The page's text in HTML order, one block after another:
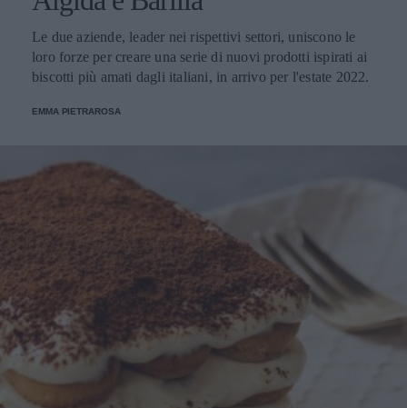
Le due aziende, leader nei rispettivi settori, uniscono le
loro forze per creare una serie di nuovi prodotti ispirati ai
biscotti più amati dagli italiani, in arrivo per l'estate 2022.
EMMA PIETRAROSA